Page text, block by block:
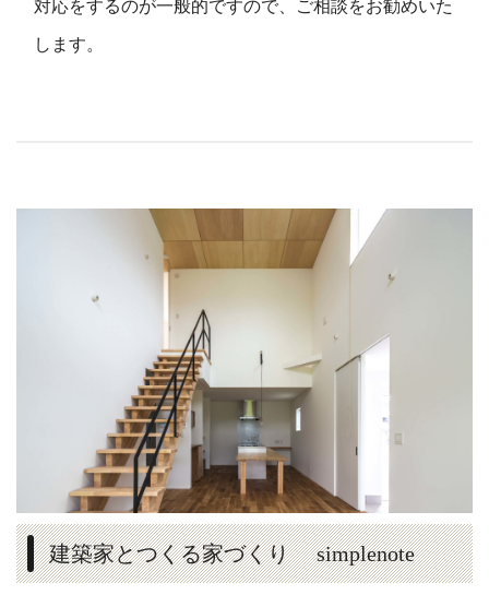
対応をするのが一般的ですので、ご相談をお勧めいた
します。
建築家とつくる家づくり simplenote